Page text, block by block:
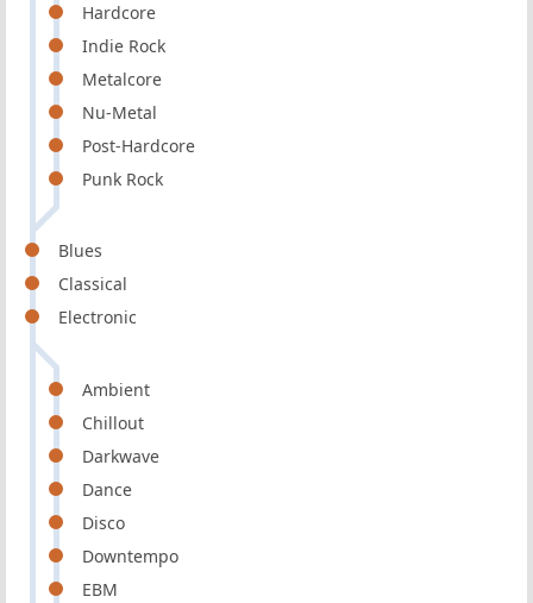
Hardcore
Indie Rock
Metalcore
Nu-Metal
Post-Hardcore
Punk Rock
Blues
Classical
Electronic
Ambient
Chillout
Darkwave
Dance
Disco
Downtempo
EBM